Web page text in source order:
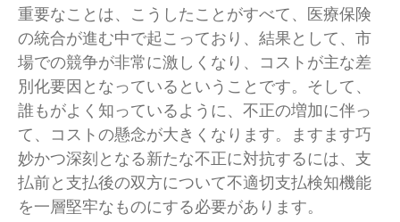
重要なことは、こうしたことがすべて、医療保険
の統合が進む中で起こっており、結果として、市
場での競争が非常に激しくなり、コストが主な差
別化要因となっているということです。そして、
誰もがよく知っているように、不正の増加に伴っ
て、コストの懸念が大きくなります。ますます巧
妙かつ深刻となる新たな不正に対抗するには、支
払前と支払後の双方について不適切支払検知機能
を一層堅牢なものにする必要があります。